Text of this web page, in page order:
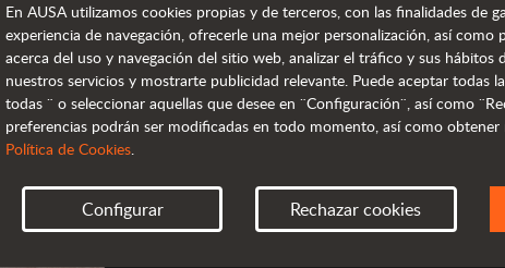
En AUSA utilizamos cookies propias y de terceros, con las finalidades de
experiencia de navegación, ofrecerle una mejor personalización, así como
acerca del uso y navegación del sitio web, analizar el tráfico y sus hábitos
nuestros servicios y mostrarte publicidad relevante. Puede aceptar todas
todas ¨ o seleccionar aquellas que desee en ¨Configuración¨, así como
preferencias podrán ser modificadas en todo momento, así como
Política de Cookies.
Configurar Rechazar cookies